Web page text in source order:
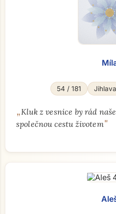
54 / 181 Jihlava
„Kluk z vesnice by rád
společnou cestu životem"